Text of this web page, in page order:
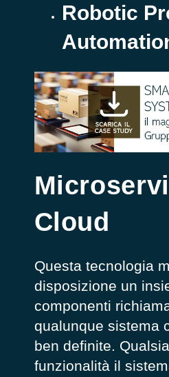
Robotic
Cloud
Questa tecnologia
disposizione un
componenti
qualunque sistema
ben definite.
funzionalità il